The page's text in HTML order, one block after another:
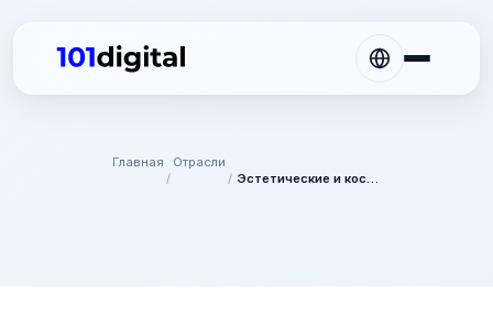
Главная
/
Отрасли
/